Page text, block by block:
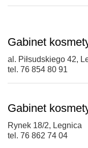
Gabinet
al. Piłsudskiego 42,
tel. 76 854 80 91
Gabinet
Rynek 18/2, Legnica
tel. 76 862 74 04